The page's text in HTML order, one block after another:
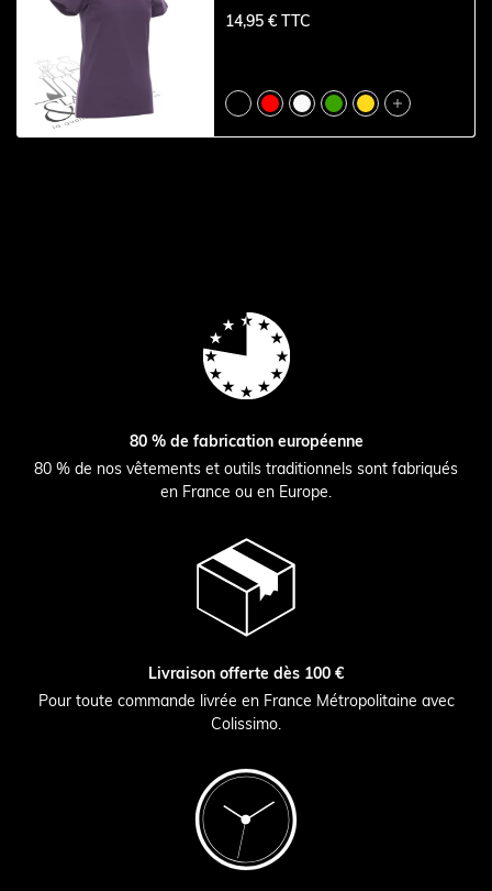
14,95 € TTC

80 % de fabrication européenne
80 % de nos vêtements et outils traditionnels sont fabriqués
en France ou en Europe.
Livraison offerte dès 100 €
Pour toute commande livrée en France Métropolitaine avec
Colissimo.